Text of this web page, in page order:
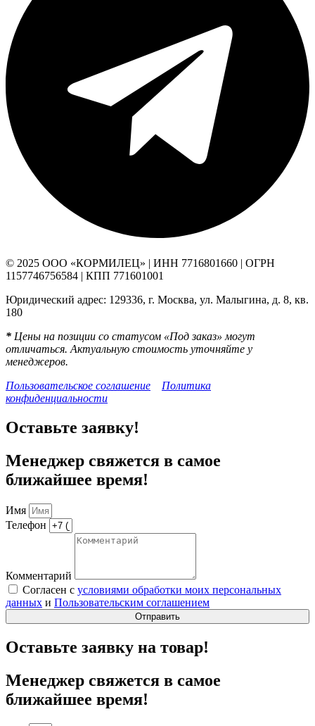
© 2025 ООО «КОРМИЛЕЦ» | ИНН 7716801660 | ОГРН
1157746756584 | КПП 771601001
Юридический адрес: 129336, г. Москва, ул. Малыгина, д. 8, кв.
180
* Цены на позиции со статусом «Под заказ» могут
отличаться. Актуальную стоимость уточняйте у
менеджеров.
Пользовательское соглашение
Политика
конфиденциальности
Оставьте заявку!
Менеджер свяжется в самое
ближайшее время!
Имя
Телефон
Комментарий
Согласен с условиями обработки моих персональных
данных и Пользовательским соглашением
Отправить
Оставьте заявку на товар!
Менеджер свяжется в самое
ближайшее время!